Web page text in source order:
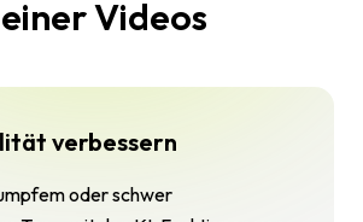
Videos
verbessern
oder schwer